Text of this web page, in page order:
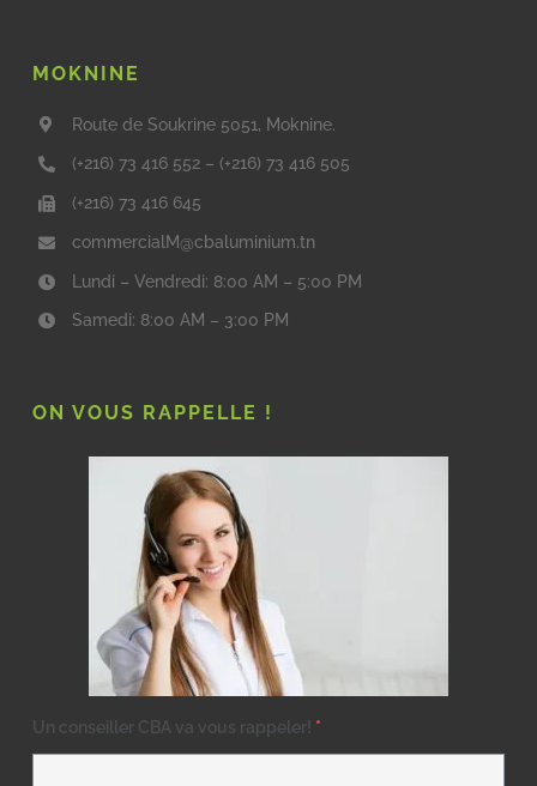
MOKNINE
Route de Soukrine 5051, Moknine.
(+216) 73 416 552 – (+216) 73 416 505
(+216) 73 416 645
commercialM@cbaluminium.tn
Lundi – Vendredi: 8:00 AM – 5:00 PM
Samedi: 8:00 AM – 3:00 PM
ON VOUS RAPPELLE !
Un conseiller CBA va vous rappeler! *